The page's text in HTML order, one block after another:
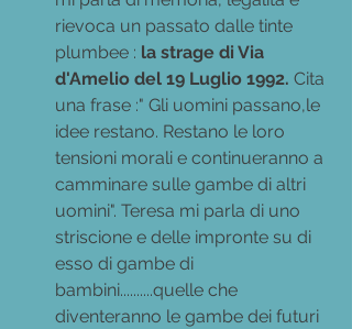
rievoca un passato dalle tinte
plumbee : la strage di Via
d'Amelio del 19 Luglio 1992. Cita
una frase :" Gli uomini passano,le
idee restano. Restano le loro
tensioni morali e continueranno a
camminare sulle gambe di altri
uomini". Teresa mi parla di uno
striscione e delle impronte su di
esso di gambe di
bambini..........quelle che
diventeranno le gambe dei futuri